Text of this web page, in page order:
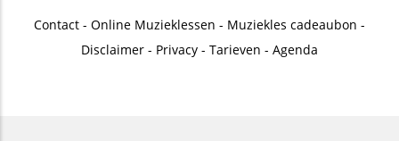
Contact - Online Muzieklessen - Muziekles cadeaubon -
Disclaimer - Privacy - Tarieven - Agenda